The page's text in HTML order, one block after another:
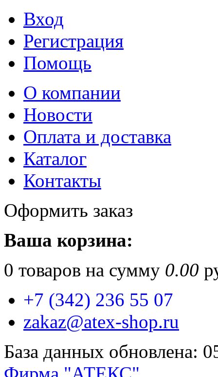
Вход
Регистрация
Помощь
О компании
Новости
Оплата и доставка
Каталог
Контакты
Оформить заказ
Ваша корзина:
0 товаров на сумму 0.00
+7 (342) 236 55 07
zakaz@atex-shop.ru
База данных обновлена: